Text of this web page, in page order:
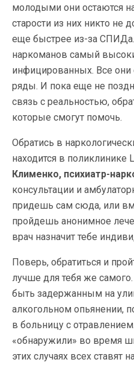
молодыми они остаются
старости из них никто не
еще быстрее из-за
наркоманов самый
инфицированных. Все
ряды. И пока еще не
связь с реальностью,
которые смогут помочь.
Обратись в
находится в поликлинике
Клименко, психиатр-
консультации и
придешь сам сюда, или
пройдешь анонимное
врач назначит тебе
Поверь, обратиться и
лучше для тебя же
быть задержанным на
алкогольном опьянении,
в больницу с
«обнаружили» во время
этих случаях всех ставят